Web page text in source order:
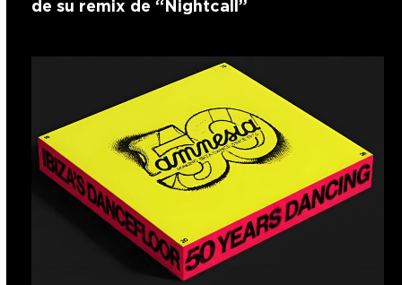
de su remix de “Nightcall”